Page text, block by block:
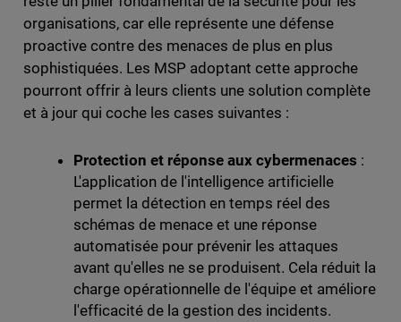
organisations, car elle représente une défense
proactive contre des menaces de plus en plus
sophistiquées. Les MSP adoptant cette approche
pourront offrir à leurs clients une solution complète
et à jour qui coche les cases suivantes :
Protection et réponse aux cybermenaces :
L'application de l'intelligence artificielle
permet la détection en temps réel des
schémas de menace et une réponse
automatisée pour prévenir les attaques
avant qu'elles ne se produisent. Cela réduit la
charge opérationnelle de l'équipe et améliore
l'efficacité de la gestion des incidents.